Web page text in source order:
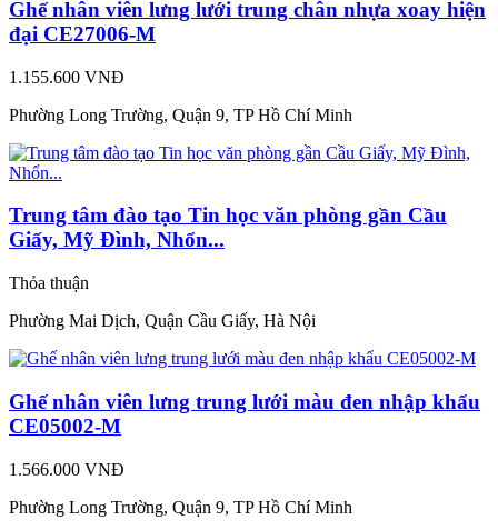
Ghế nhân viên lưng lưới trung chân nhựa xoay hiện
đại CE27006-M
1.155.600 VNĐ
Phường Long Trường, Quận 9, TP Hồ Chí Minh
Trung tâm đào tạo Tin học văn phòng gần Cầu
Giấy, Mỹ Đình, Nhổn...
Thỏa thuận
Phường Mai Dịch, Quận Cầu Giấy, Hà Nội
Ghế nhân viên lưng trung lưới màu đen nhập khẩu
CE05002-M
1.566.000 VNĐ
Phường Long Trường, Quận 9, TP Hồ Chí Minh